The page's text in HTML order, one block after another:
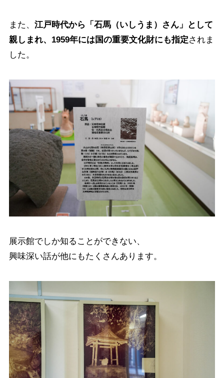
また、 江戸時代から「石馬（いしうま）さん」として
親しまれ、1959年には国の重要文化財にも指定されま
した。
展示館でしか知ることができない、
興味深い話が他にもたくさんあります。